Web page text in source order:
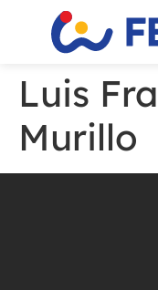
Luis
Murillo